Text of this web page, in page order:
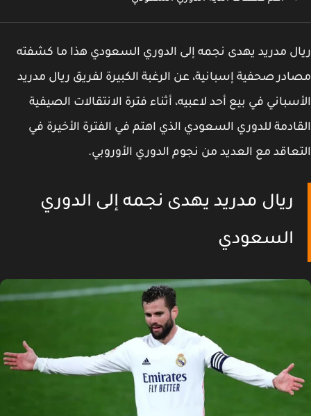
مدريد يهدى نجمه إلى الدوري السعودي هذا ما كشفته
صحفية إسبانية، عن الرغبة الكبيرة لفريق ريال مدريد
في بيع أحد لاعبيه، أثناء فترة الانتقالات الصيفية
للدوري السعودي الذي اهتم في الفترة الأخيرة في
مع العديد من نجوم الدوري الأوروبي.
ريال مدريد يهدى نجمه إلى الدوري
السعودي